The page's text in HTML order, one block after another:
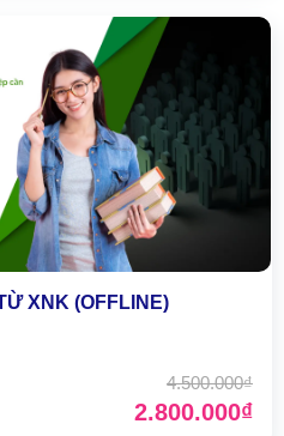
XNK (OFFLINE)
4.500.000₫
2.800.000₫